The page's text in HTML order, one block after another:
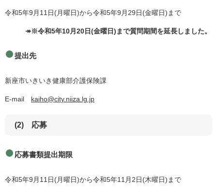
令和5年9月11日(月曜日)から令和5年9月29日(金曜日)まで
↠※令和5年10月20日(金曜日)まで質問期間を延長しました。
提出先
新座市いきいき健康部介護保険課
E-mail kaiho@city.niiza.lg.jp
(2) 応募
応募書類提出期限
令和5年9月11日(月曜日)から令和5年11月2日(木曜日)まで